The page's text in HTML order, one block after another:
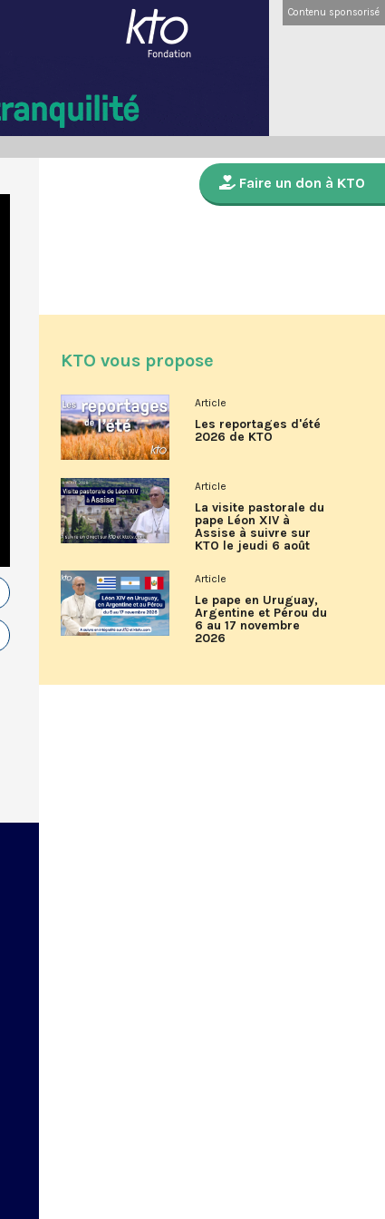
Contenu sponsorisé
Faire un don à KTO
KTO vous propose
Article
Les reportages d'été
2026 de KTO
Article
La visite pastorale du
pape Léon XIV à
Assise à suivre sur
KTO le jeudi 6 août
Article
Le pape en Uruguay,
Argentine et Pérou du
6 au 17 novembre
2026